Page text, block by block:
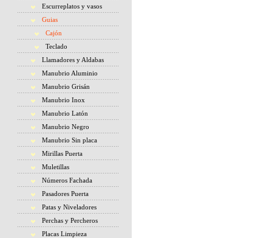
Escurreplatos y vasos
Guias
Cajón
Teclado
Llamadores y Aldabas
Manubrio Aluminio
Manubrio Grisán
Manubrio Inox
Manubrio Latón
Manubrio Negro
Manubrio Sin placa
Mirillas Puerta
Muletillas
Números Fachada
Pasadores Puerta
Patas y Niveladores
Perchas y Percheros
Placas Limpieza